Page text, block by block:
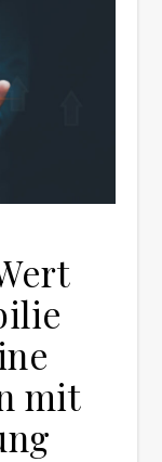
mit